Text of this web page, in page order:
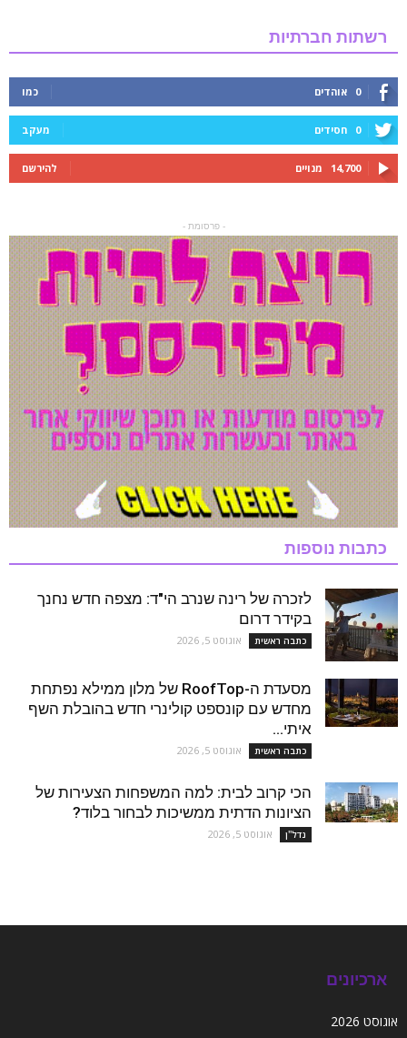
רשתות חברתיות
0 אוהדים כמו
0 חסידים מעקב
14,700 מנויים להירשם
- פרסומת -
כתבות נוספות
לזכרה של רינה שנרב הי"ד: מצפה חדש נחנך
בקידר דרום
כתבה ראשית אוגוסט 5, 2026
מסעדת ה-RoofTop של מלון ממילא נפתחת
מחדש עם קונספט קולינרי חדש בהובלת השף
איתי...
כתבה ראשית אוגוסט 5, 2026
הכי קרוב לבית: למה המשפחות הצעירות של
הציונות הדתית ממשיכות לבחור בלוד?
נדל''ן אוגוסט 5, 2026
ארכיונים
אוגוסט 2026